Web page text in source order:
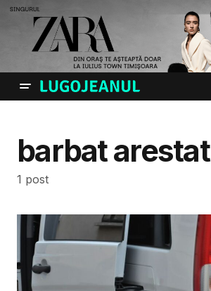
barbat arestat
1 post